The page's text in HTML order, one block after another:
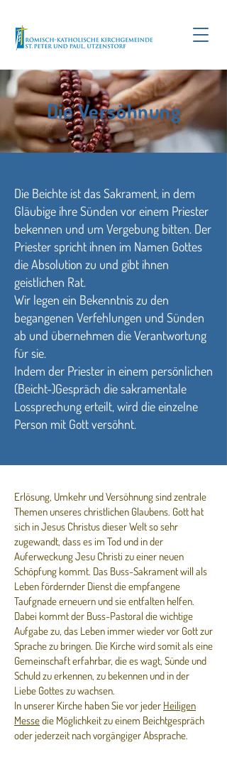
Die Versöhnung
Die Beichte ist das Sakrament, in dem
Gläubige ihre Sünden vor einem Priester
bekennen und um Vergebung bitten. Der
Priester spricht ihnen im Namen Gottes
die Absolution zu und gibt ihnen
geistlichen Rat.
Wir legen ein Bekenntnis zu den
begangenen Verfehlungen und Sünden
ab und übernehmen die Verantwortung
für sie.
Indem der Priester in einem persönlichen
(Beicht-)Gespräch die sakramentale
Lossprechung erteilt, wird die einzelne
Person mit Gott versöhnt.
Erlösung, Umkehr und Versöhnung sind zentrale
Themen unseres christlichen Glaubens. Gott hat
sich in Jesus Christus dieser Welt so sehr
zugewandt, dass es im Tod und in der
Auferweckung Jesu Christi zu einer neuen
Schöpfung kommt. Das Buss-Sakrament will als
Leben fördernder Dienst die empfangene
Taufgnade erneuern und sie entfalten helfen.
Dabei kommt der Buss-Pastoral die wichtige
Aufgabe zu, das Leben immer wieder vor Gott zur
Sprache zu bringen. Die Kirche wird somit als eine
Gemeinschaft erfahrbar, die es wagt, Sünde und
Schuld zu erkennen, zu bekennen und in der
Liebe Gottes zu wachsen.
In unserer Kirche haben Sie vor jeder Heiligen
Messedie Möglichkeit zu einem Beichtgespräch
oder jederzeit nach vorgängiger Absprache.